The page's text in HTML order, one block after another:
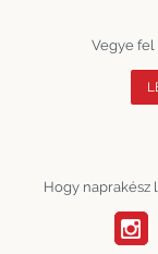
Vegye fel
Hogy naprakész